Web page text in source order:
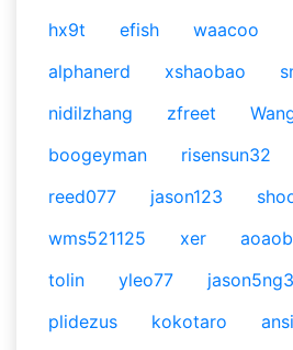
hx9t
efish waacoo
alphanerd
xshaobao
nidilzhang
zfreet
boogeyman
risensun32
reed077
jason123
wms521125
xer aoaob
tolin
yleo77
plidezus
kokotaro